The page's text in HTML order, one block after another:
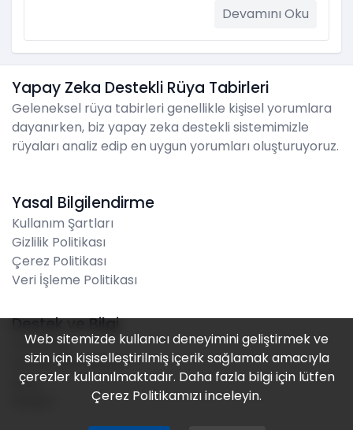
Devamını Oku
Yapay Zeka Destekli Rüya Tabirleri
Geleneksel rüya tabirleri genellikle kişisel yorumlara
dayanırken, biz yapay zeka destekli sistemimizle
rüyaları analiz edip en uygun yorumları oluşturuyoruz.
Yasal Bilgilendirme
Kullanım Şartları
Gizlilik Politikası
Çerez Politikası
Veri İşleme Politikası
Destek ve Bilgi
Hakkında
Sık Sorulan Sorular
Blog
Web sitemizde kullanıcı deneyimini geliştirmek ve
sizin için kişiselleştirilmiş içerik sağlamak amacıyla
çerezler kullanılmaktadır. Daha fazla bilgi için lütfen
Çerez Politikamızıinceleyin.